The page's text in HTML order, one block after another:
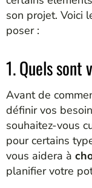
son projet. Voici
poser :
1. Quels sont
Avant de
définir vos
souhaitez-vous
pour certains
vous aidera à
planifier votre